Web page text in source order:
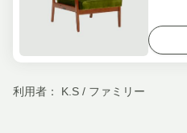
利用者： K.S / ファミリー